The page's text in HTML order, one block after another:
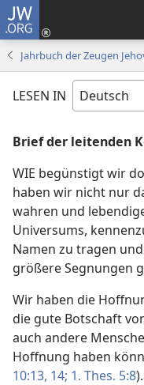
JW.ORG
Jahrbuch der Zeugen
LESEN IN
Brief der leitenden
WIE begünstigt wir
haben wir nicht nur
wahren und
Universums,
Namen zu tragen
größere Segnungen
Wir haben die
die gute Botschaft
auch andere
Hoffnung haben
10:13, 14; 1. Thes. 5:8